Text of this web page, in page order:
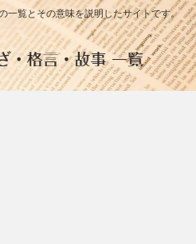
一覧とその意味を説明したサイトです。